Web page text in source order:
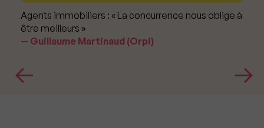
Agents immobiliers : « La concurrence nous oblige à
être meilleurs »
Guillaume Martinaud (Orpi)